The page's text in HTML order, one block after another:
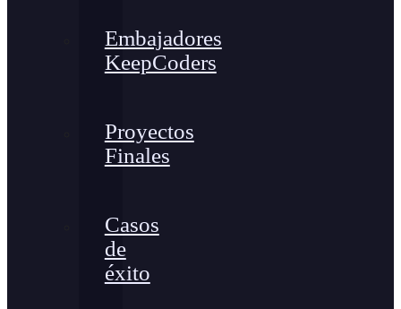
Embajadores
KeepCoders
Proyectos
Finales
Casos
de
éxito